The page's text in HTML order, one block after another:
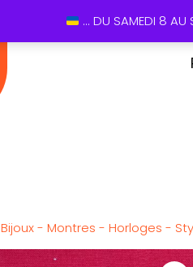
Bijoux - Montres - Horloges -
... DU SAMEDI 8 AU